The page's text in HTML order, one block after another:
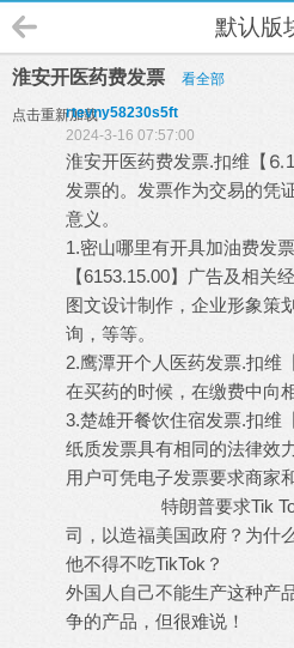
默认版
淮安开医药费发票 看全部
点击重新加载rtevny58230s5ft
2024-3-16 07:57:00
淮安开医药费发票.扣维【
发票的。发票作为交易的凭
意义。
1.密山哪里有开具加油费发
【6153.15.00】广告及相关
图文设计制作，企业形象策
询，等等。
2.鹰潭开个人医药发票.扣维
在买药的时候，在缴费中向
3.楚雄开餐饮住宿发票.扣维
纸质发票具有相同的法律效
用户可凭电子发票要求商家
特朗普要求Tik Tok 在
司，以造福美国政府？为什
他不得不吃TikTok？
外国人自己不能生产这种产
争的产品，但很难说！